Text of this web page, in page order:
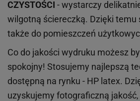
CZYSTOŚCI - wystarczy
wilgotną ściereczką. Dzięki temu
także do pomieszczeń
Co do jakości wydruku możesz
spokojny! Stosujemy najlepszą
dostępną na rynku - HP latex.
uzyskujemy fotograficzną